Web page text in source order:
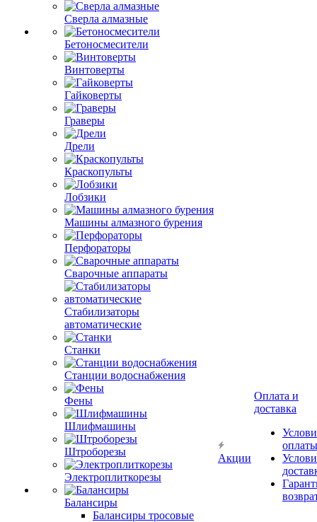
Сверла алмазные
Бетоносмесители
Винтоверты
Гайковерты
Граверы
Дрели
Краскопульты
Лобзики
Машины алмазного бурения
Перфораторы
Сварочные аппараты
Стабилизаторы
автоматические
Станки
Станции водоснабжения
Фены
Шлифмашины
Штроборезы
Электроплиткорезы
Балансиры
Балансиры тросовые
Акции
Оплата и
доставка
оплаты